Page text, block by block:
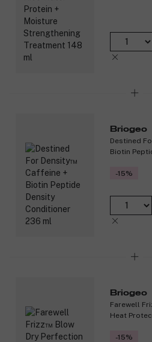
Briogeo
Destined
Biotin
-15%
Briogeo
Farewell
Heat
-15%